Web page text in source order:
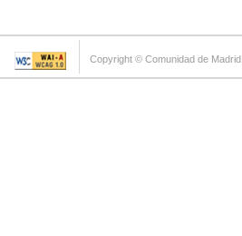
Copyright © Comunidad de Madrid.